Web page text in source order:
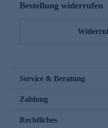
Bestellung widerrufen
Service & Beratung
Zahlung
Rechtliches